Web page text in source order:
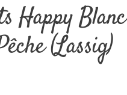
Happy Blanc
(Lassig)